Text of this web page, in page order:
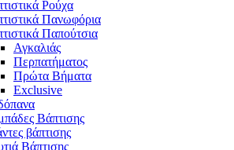
Ρούχα
Πανωφόρια
Παπούτσια
Αγκαλιάς
Περπατήματος
Πρώτα Βήματα
Exclusive
Βάπτισης
βάπτισης
Βάπτισης